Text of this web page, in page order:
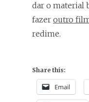
dar o material
fazer outro
redime.
Share this:
Email